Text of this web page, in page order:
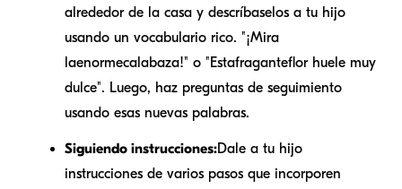
alrededor de la casa y descríbaselos a tu hijo
usando un vocabulario rico. "¡Mira
laenormecalabaza!" o "Estafraganteflor huele muy
dulce". Luego, haz preguntas de seguimiento
usando esas nuevas palabras.
Siguiendo instrucciones:Dale a tu hijo
instrucciones de varios pasos que incorporen